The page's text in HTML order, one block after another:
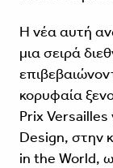
Η νέα αυτή
μια σειρά
κορυφαία
Prix Versailles
Design, στην
in the World,